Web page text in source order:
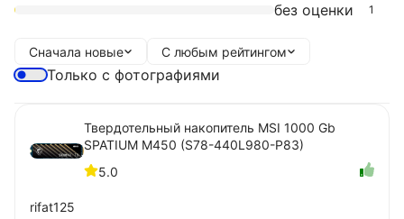
без оценки 1
Сначала новые С любым рейтингом
Только с фотографиями
Твердотельный накопитель MSI 1000 Gb
SPATIUM M450 (S78-440L980-P83)
5.0
rifat125